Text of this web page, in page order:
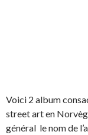
Voici 2 album
street art en
général le nom de